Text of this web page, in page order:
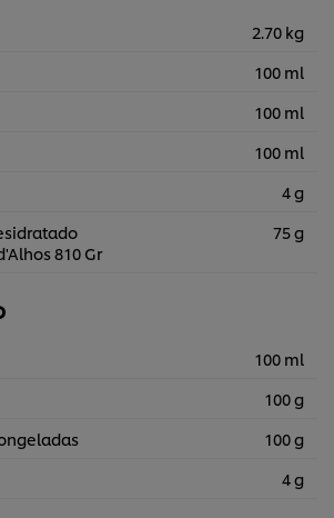
2.70 kg
100 ml
100 ml
100 ml
4 g
810 Gr
75 g
100 ml
100 g
100 g
4 g